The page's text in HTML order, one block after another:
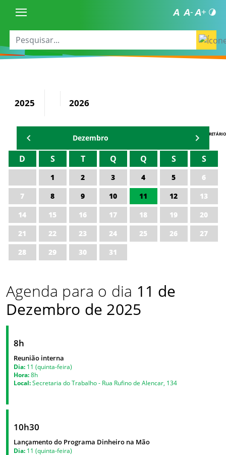
2025 2026
AGENDA DO SECRETÁRIO
Dezembro
D S T Q Q S S
1 2 3 4 5
6
7
8 9 10 11 12
13
14
15 16 17 18 19
20
21
22 23 24 25 26
27
28
29 30 31
Agenda para o dia 11 de
Dezembro de 2025
8h
Reunião interna
Dia: 11 (quinta-feira)
Hora:8h
Local:Secretaria do Trabalho - Rua Rufino de Alencar, 134
10h30
Lançamento do Programa Dinheiro na Mão
Dia: 11 (quinta-feira)